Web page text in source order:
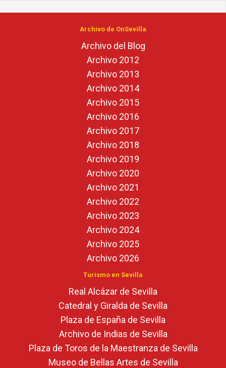
Archivo de OnSevilla
Archivo del Blog
Archivo 2012
Archivo 2013
Archivo 2014
Archivo 2015
Archivo 2016
Archivo 2017
Archivo 2018
Archivo 2019
Archivo 2020
Archivo 2021
Archivo 2022
Archivo 2023
Archivo 2024
Archivo 2025
Archivo 2026
Turismo en Sevilla
Real Alcázar de Sevilla
Catedral y Giralda de Sevilla
Plaza de España de Sevilla
Archivo de Indias de Sevilla
Plaza de Toros de la Maestranza de Sevilla
Museo de Bellas Artes de Sevilla